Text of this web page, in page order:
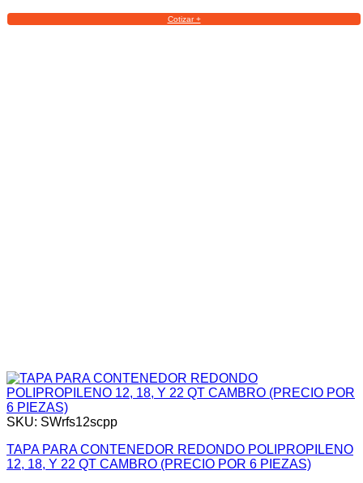
Cotizar +
SKU: SWrfs12scpp
TAPA PARA CONTENEDOR REDONDO POLIPROPILENO
12, 18, Y 22 QT CAMBRO (PRECIO POR 6 PIEZAS)